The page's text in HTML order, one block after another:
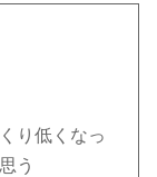
り低くなっ
う